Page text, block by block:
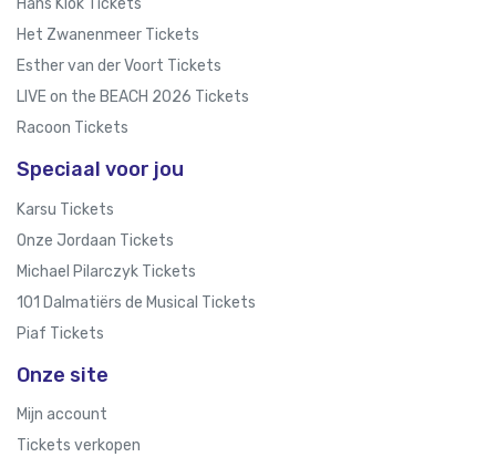
Hans Klok Tickets
Het Zwanenmeer Tickets
Esther van der Voort Tickets
LIVE on the BEACH 2026 Tickets
Racoon Tickets
Speciaal voor jou
Karsu Tickets
Onze Jordaan Tickets
Michael Pilarczyk Tickets
101 Dalmatiërs de Musical Tickets
Piaf Tickets
Onze site
Mijn account
Tickets verkopen